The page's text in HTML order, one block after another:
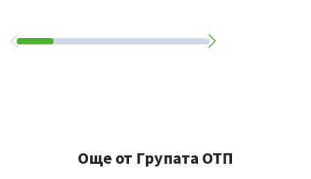
Още от Групата ОТП